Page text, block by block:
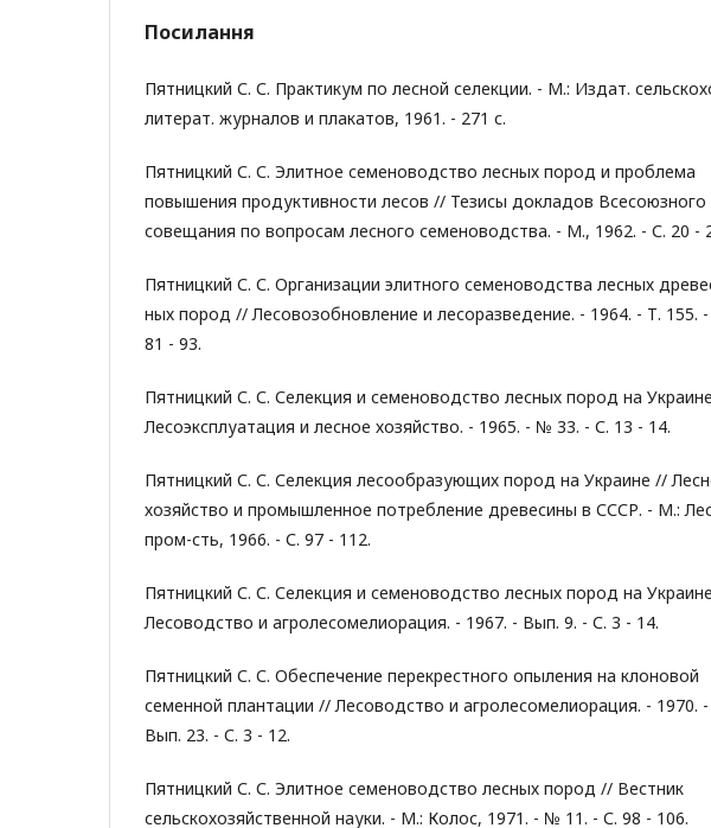
Посилання
Пятницкий С. С. Практикум по лесной селекции. - М.: Издат.
литерат. журналов и плакатов, 1961. - 271 с.
Пятницкий С. С. Элитное семеноводство лесных пород и проблема
повышения продуктивности лесов // Тезисы докладов Всесоюзного
совещания по вопросам лесного семеноводства. - М., 1962. - С. 20 -
Пятницкий С. С. Организации элитного семеноводства лесных
ных пород // Лесовозобновление и лесоразведение. - 1964. - Т. 155. -
81 - 93.
Пятницкий С. С. Селекция и семеноводство лесных пород на
Лесоэксплуатация и лесное хозяйство. - 1965. - № 33. - С. 13 - 14.
Пятницкий С. С. Селекция лесообразующих пород на Украине //
хозяйство и промышленное потребление древесины в СССР. - М.:
пром-сть, 1966. - С. 97 - 112.
Пятницкий С. С. Селекция и семеноводство лесных пород на
Лесоводство и агролесомелиорация. - 1967. - Вып. 9. - С. 3 - 14.
Пятницкий С. С. Обеспечение перекрестного опыления на клоновой
семенной плантации // Лесоводство и агролесомелиорация. - 1970. -
Вып. 23. - С. 3 - 12.
Пятницкий С. С. Элитное семеноводство лесных пород // Вестник
сельскохозяйственной науки. - М.: Колос, 1971. - № 11. - С. 98 - 106.